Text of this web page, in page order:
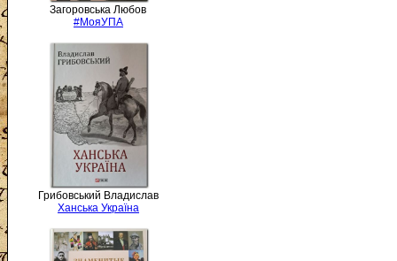
Загоровська Любов
#МояУПА
Грибовський Владислав
Ханська Україна